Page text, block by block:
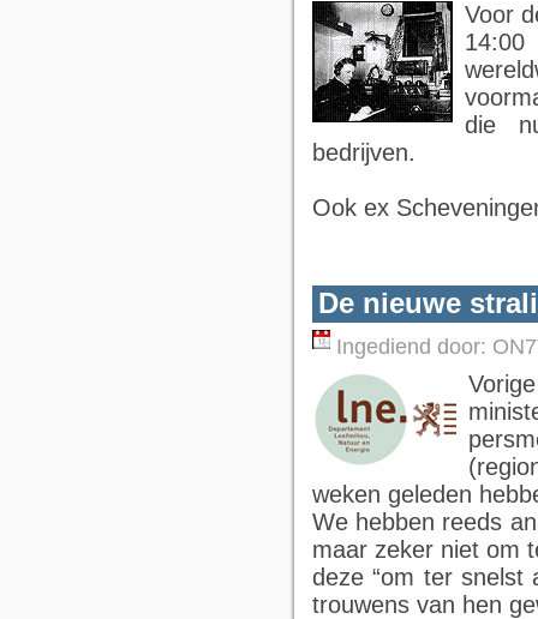
Voor
14:00
die
bedrijven.
Ook ex
De nieuwe
Ingediend door:
weken geleden
We hebben reeds
maar zeker niet om
deze “om ter snelst
trouwens van hen